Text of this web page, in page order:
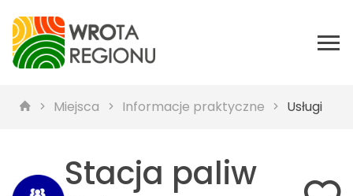
Miejsca Informacje praktyczne Usługi
Stacja paliw